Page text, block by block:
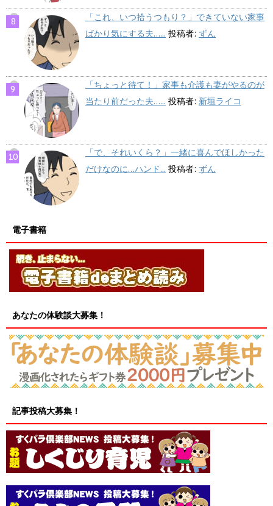
「これ、いつ拾うつもり？」できていない家事
ばかり気にする夫…... 投稿者: ずん
「ちょっと待て！」家事も介護も妻がやるのが
当たり前だった夫…... 投稿者: 新垣ライコ
「で、それいくら？」一緒に喜んでほしかった
だけなのに…ハンド... 投稿者: ずん
電子書籍
あなたの体験談大募集！
記事投稿大募集！